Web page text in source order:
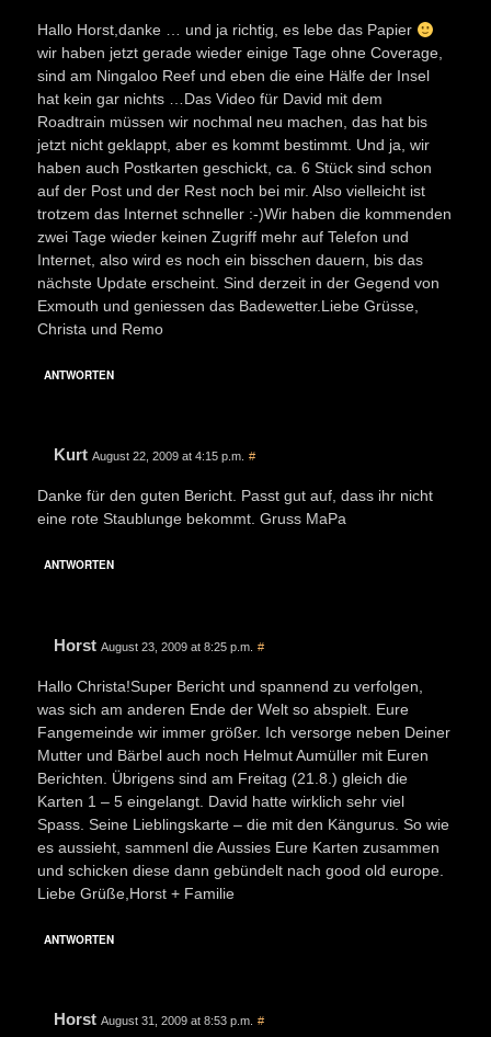
Hallo Horst,danke … und ja richtig, es lebe das Papier
wir haben jetzt gerade wieder einige Tage ohne Coverage,
sind am Ningaloo Reef und eben die eine Hälfe der Insel
hat kein gar nichts …Das Video für David mit dem
Roadtrain müssen wir nochmal neu machen, das hat bis
jetzt nicht geklappt, aber es kommt bestimmt. Und ja, wir
haben auch Postkarten geschickt, ca. 6 Stück sind schon
auf der Post und der Rest noch bei mir. Also vielleicht ist
trotzem das Internet schneller :-)Wir haben die kommenden
zwei Tage wieder keinen Zugriff mehr auf Telefon und
Internet, also wird es noch ein bisschen dauern, bis das
nächste Update erscheint. Sind derzeit in der Gegend von
Exmouth und geniessen das Badewetter.Liebe Grüsse,
Christa und Remo
ANTWORTEN
Kurt August 22, 2009 at 4:15 p.m. #
Danke für den guten Bericht. Passt gut auf, dass ihr nicht
eine rote Staublunge bekommt. Gruss MaPa
ANTWORTEN
Horst August 23, 2009 at 8:25 p.m. #
Hallo Christa!Super Bericht und spannend zu verfolgen,
was sich am anderen Ende der Welt so abspielt. Eure
Fangemeinde wir immer größer. Ich versorge neben Deiner
Mutter und Bärbel auch noch Helmut Aumüller mit Euren
Berichten. Übrigens sind am Freitag (21.8.) gleich die
Karten 1 – 5 eingelangt. David hatte wirklich sehr viel
Spass. Seine Lieblingskarte – die mit den Kängurus. So wie
es aussieht, sammenl die Aussies Eure Karten zusammen
und schicken diese dann gebündelt nach good old europe.
Liebe Grüße,Horst + Familie
ANTWORTEN
Horst August 31, 2009 at 8:53 p.m. #